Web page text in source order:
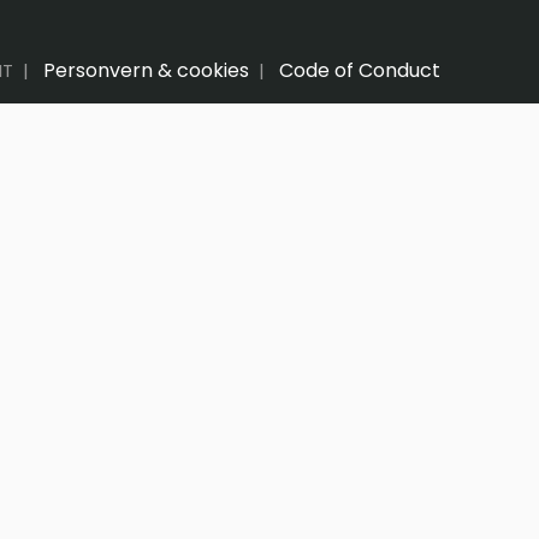
| Personvern & cookies | Code of Conduct